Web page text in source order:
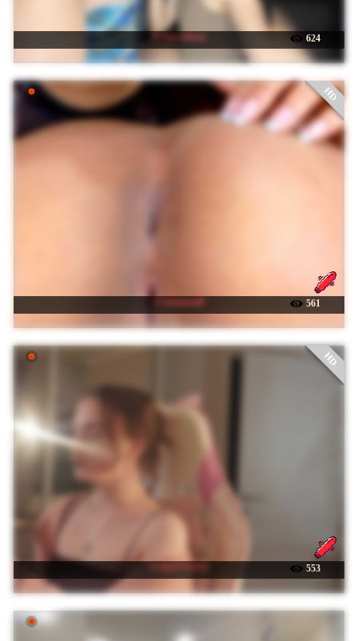
☉ Sun-Moon 624
HD
☉ farianaall 561
HD
☉ KOTTYAA 553